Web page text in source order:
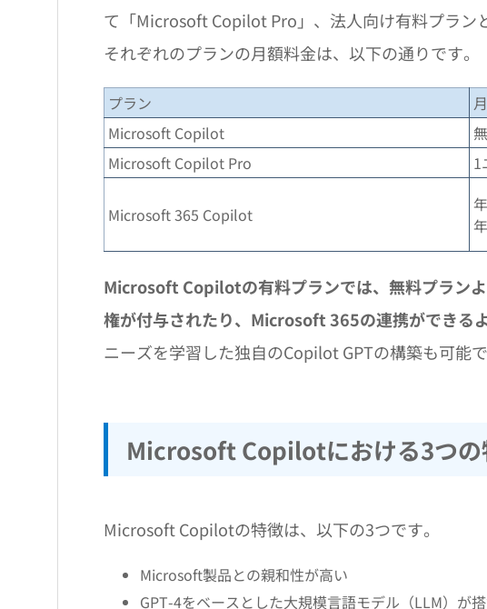
て「Microsoft Copilot Pro」、法人向け有料プラン
それぞれのプランの月額料金は、以下の通りです。
プラン
Microsoft Copilot
Microsoft Copilot Pro
1
Microsoft 365 Copilot
Microsoft Copilotの有料プランでは、無料プラン
権が付与されたり、Microsoft 365の連携ができる
ニーズを学習した独自のCopilot GPTの構築も可能で
Microsoft Copilotにおける3つの
Microsoft Copilotの特徴は、以下の3つです。
Microsoft製品との親和性が高い
GPT-4をベースとした大規模言語モデル（LLM）が